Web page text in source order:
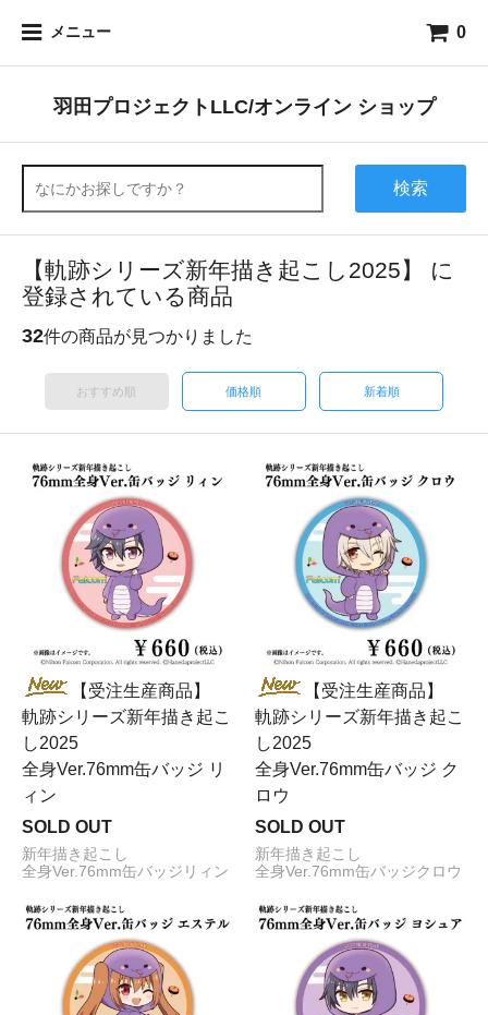
メニュー 0
羽田プロジェクトLLC/オンライン ショップ
検索
【軌跡シリーズ新年描き起こし2025】 に
登録されている商品
32件の商品が見つかりました
おすすめ順 価格順 新着順
【受注生産商品】
軌跡シリーズ新年描き起こ
し2025
全身Ver.76mm缶バッジ リ
ィン
SOLD OUT
新年描き起こし
全身Ver.76mm缶バッジリィン
【受注生産商品】
軌跡シリーズ新年描き起こ
し2025
全身Ver.76mm缶バッジ ク
ロウ
SOLD OUT
新年描き起こし
全身Ver.76mm缶バッジクロウ